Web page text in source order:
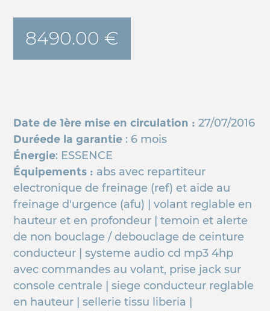
8490.00 €
Date de 1ère mise en circulation :27/07/2016
Duréede la garantie : 6 mois
Énergie: ESSENCE
Équipements : abs avec repartiteur
electronique de freinage (ref) et aide au
freinage d'urgence (afu) | volant reglable en
hauteur et en profondeur | temoin et alerte
de non bouclage / debouclage de ceinture
conducteur | systeme audio cd mp3 4hp
avec commandes au volant, prise jack sur
console centrale | siege conducteur reglable
en hauteur | sellerie tissu liberia |